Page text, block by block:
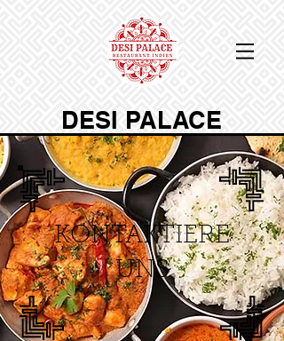
DESI PALACE
KONTAKTIERE
UNS